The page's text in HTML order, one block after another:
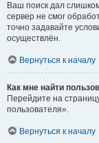
Ваш поиск дал
сервер не смог
точно задавайте
осуществлён.
Вернуться к началу
Как мне найти
Перейдите на
пользователя».
Вернуться к началу